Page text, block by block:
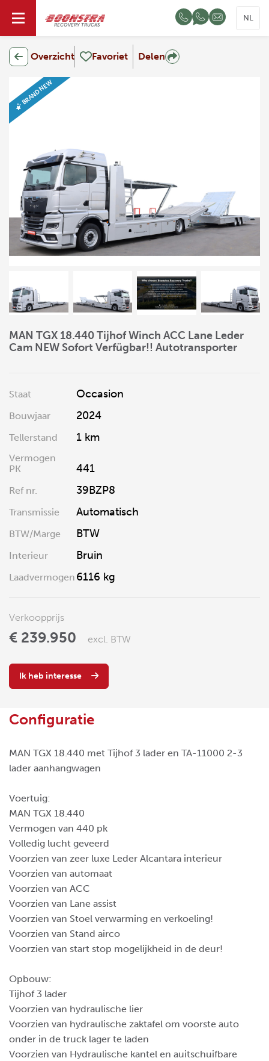
RECOVERY TRUCKS
NL
Overzicht Favoriet Delen
BRAND NEW
MAN TGX 18.440 Tijhof Winch ACC Lane Leder
Cam NEW Sofort Verfügbar!! Autotransporter
Staat Occasion
Bouwjaar 2024
Tellerstand 1 km
Vermogen
PK
441
Ref nr. 39BZP8
Transmissie Automatisch
BTW/Marge BTW
Interieur Bruin
Laadvermogen 6116 kg
Verkoopprijs
€ 239.950 excl. BTW
Ik heb interesse
Configuratie
MAN TGX 18.440 met Tijhof 3 lader en TA-11000 2-3
lader aanhangwagen
Voertuig:
MAN TGX 18.440
Vermogen van 440 pk
Volledig lucht geveerd
Voorzien van zeer luxe Leder Alcantara interieur
Voorzien van automaat
Voorzien van ACC
Voorzien van Lane assist
Voorzien van Stoel verwarming en verkoeling!
Voorzien van Stand airco
Voorzien van start stop mogelijkheid in de deur!
Opbouw:
Tijhof 3 lader
Voorzien van hydraulische lier
Voorzien van hydraulische zaktafel om voorste auto
onder in de truck lager te laden
Voorzien van Hydraulische kantel en auitschuifbare